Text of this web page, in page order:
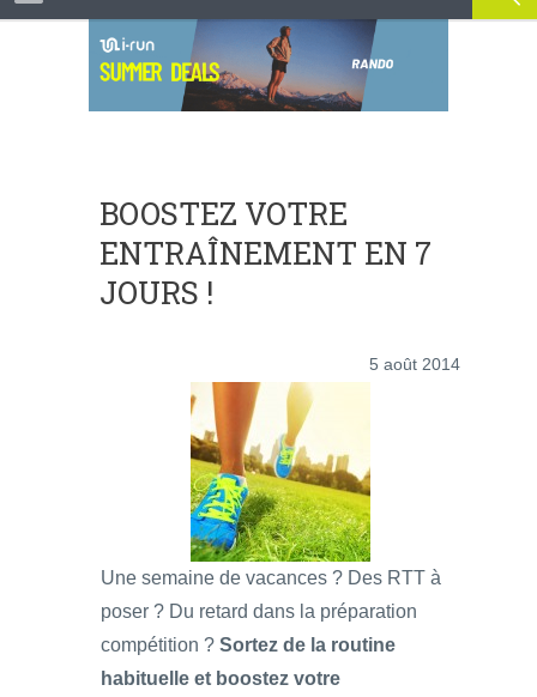
BOOSTEZ VOTRE
ENTRAÎNEMENT EN 7
JOURS !
5 août 2014
Une semaine de vacances ? Des RTT à
poser ? Du retard dans la préparation
compétition ? Sortez de la routine
habituelle et boostez votre